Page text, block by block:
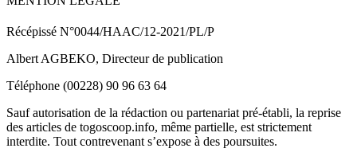
Récépissé N°0044/HAAC/12-2021/PL/P
Albert AGBEKO, Directeur de publication
Téléphone (00228) 90 96 63 64
Sauf autorisation de la rédaction ou partenariat pré-établi, la reprise
des articles de togoscoop.info, même partielle, est strictement
interdite. Tout contrevenant s’expose à des poursuites.